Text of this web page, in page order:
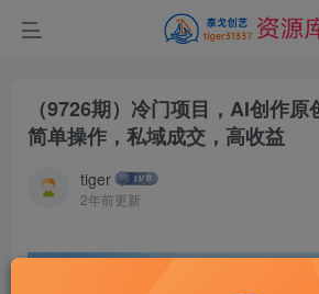
（9726期）冷门项目，AI创作
简单操作，私域成交，高收益
tiger
2年前更新